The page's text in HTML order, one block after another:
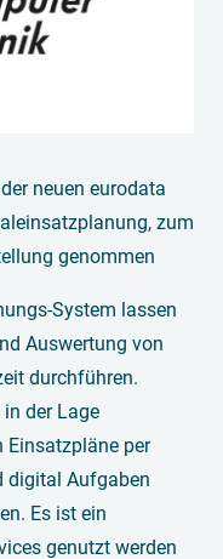
neuen eurodata
zum
genommen
System lassen
Auswertung von
durchführen.
der Lage
Einsatzpläne per
digital Aufgaben
Es ist ein
genutzt werden